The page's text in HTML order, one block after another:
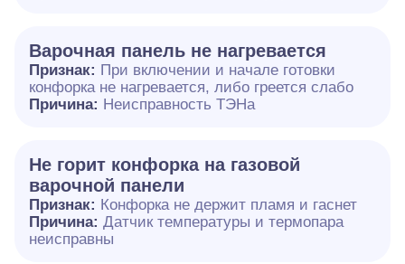
Варочная панель не нагревается
Признак: При включении и начале готовки
конфорка не нагревается, либо греется слабо
Причина: Неисправность ТЭНа
Не горит конфорка на газовой
варочной панели
Признак: Конфорка не держит пламя и гаснет
Причина: Датчик температуры и термопара
неисправны